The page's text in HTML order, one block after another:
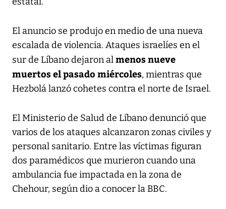
El anuncio se produjo en medio de una nueva
escalada de violencia. Ataques israelíes en el
sur de Líbano dejaron almenos nueve
muertos el pasado miércoles, mientras que
Hezbolá lanzó cohetes contra el norte de Israel.
El Ministerio de Salud de Líbano denunció que
varios de los ataques alcanzaron zonas civiles y
personal sanitario. Entre las víctimas figuran
dos paramédicos que murieron cuando una
ambulancia fue impactada en la zona de
Chehour, según dio a conocer la BBC.